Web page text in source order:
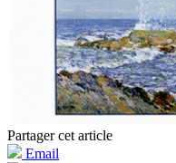
Partager cet article
Email